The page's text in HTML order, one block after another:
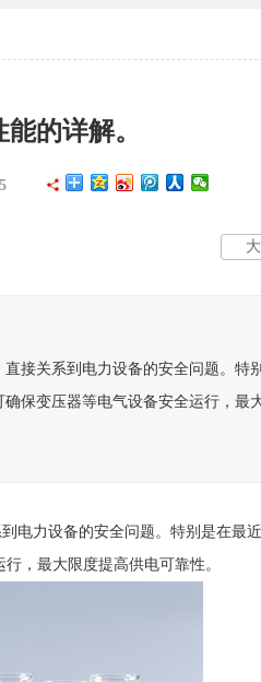
的详解。
大
接关系到电力设备的安全问题。特
保变压器等电气设备安全运行，最
电力设备的安全问题。特别是在最
，最大限度提高供电可靠性。